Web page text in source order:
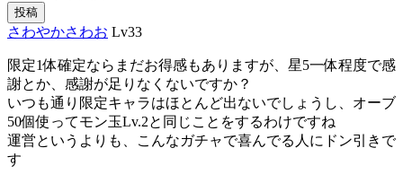
投稿
さわやかさわお Lv33
限定1体確定ならまだお得感もありますが、星5一体程度で感
謝とか、感謝が足りなくないですか？
いつも通り限定キャラはほとんど出ないでしょうし、オーブ
50個使ってモン玉Lv.2と同じことをするわけですね
運営というよりも、こんなガチャで喜んでる人にドン引きで
す